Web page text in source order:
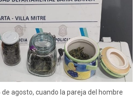
de agosto, cuando la pareja del hombre